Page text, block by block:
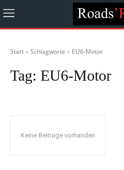
Start Schlagworte EU6-Motor
Tag: EU6-Motor
Keine Beiträge vorhanden